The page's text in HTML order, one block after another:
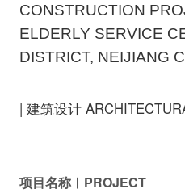
CONSTRUCTION
ELDERLY SERVICE
DISTRICT, NEIJIANG
| 建筑设计
项目名称︱PROJECT